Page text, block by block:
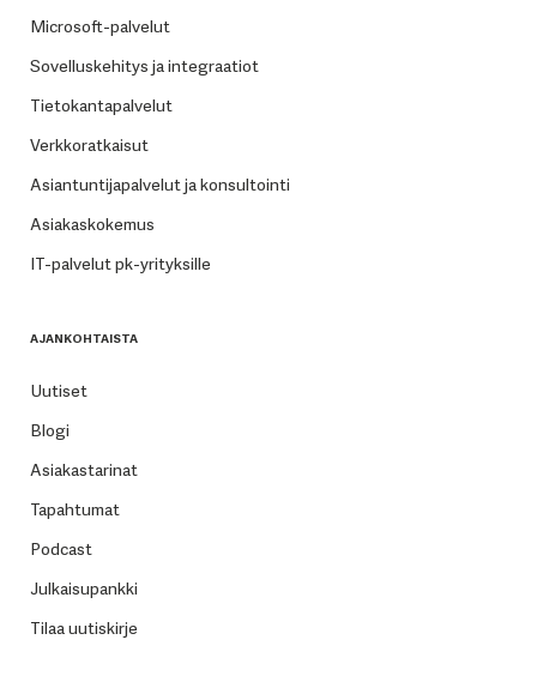
Microsoft-palvelut
Sovelluskehitys ja integraatiot
Tietokantapalvelut
Verkkoratkaisut
Asiantuntijapalvelut ja konsultointi
Asiakaskokemus
IT-palvelut pk-yrityksille
AJANKOHTAISTA
Uutiset
Blogi
Asiakastarinat
Tapahtumat
Podcast
Julkaisupankki
Tilaa uutiskirje